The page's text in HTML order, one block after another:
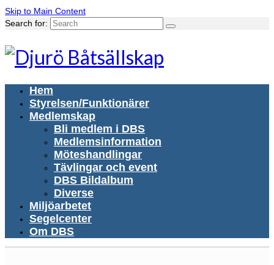
Skip to Main Content
Search for:
Hem
Styrelsen/Funktionärer
Medlemskap
Bli medlem i DBS
Medlemsinformation
Möteshandlingar
Tävlingar och event
DBS Bildalbum
Diverse
Miljöarbetet
Segelcenter
Om DBS